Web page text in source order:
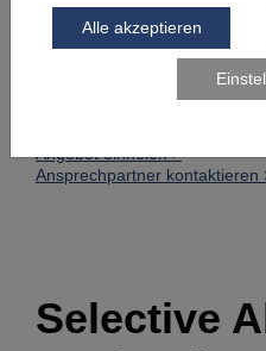
Prototypen mit hohen
Oberflächenqualität
Klein- oder Vorserien
Angebot einholen >
Ansprechpartner kontaktieren
Selective